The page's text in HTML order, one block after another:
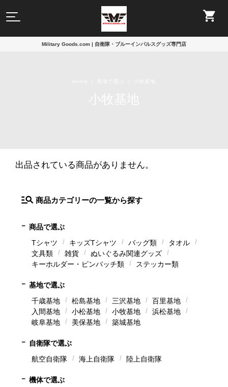
Military Goods.com | 自衛隊・ブルーインパルスグッズ専門店
出品されている商品がありません。
商品カテゴリーの一覧から探す
商品で選ぶ
Tシャツ
キッズTシャツ バッグ類
タオル
文具類
雑貨
ぬいぐるみ関連グッズ
キーホルダー・ピンバッチ類
ステッカー類
基地で選ぶ
千歳基地
松島基地 三沢基地
百里基地
入間基地
小松基地 小牧基地
浜松基地
岐阜基地
美保基地 築城基地
自衛隊で選ぶ
航空自衛隊
海上自衛隊 陸上自衛隊
機体で選ぶ